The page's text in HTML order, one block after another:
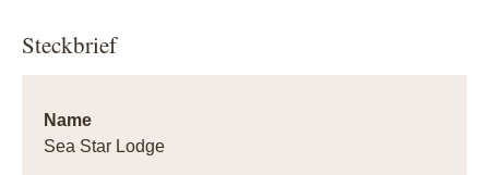
Steckbrief
Name
Sea Star Lodge